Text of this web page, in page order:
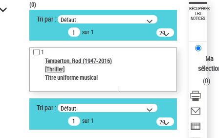
VOTRE RECHERCHE
Recherche avancée dans les
notices d’autorité
Œuvres liées à l'auteur :
Temperton, Rod (1947-2016)
Auteur d’œuvre
Type de notice d'autorité
(0)
Tri par : Défaut
sur 1
20
résultats/page
1
Temperton, Rod (1947-2016)
[Thriller]
Titre uniforme musical
Tri par : Défaut
sur 1
20
résultats/page
RÉCUPÉRER
LES
NOTICES
Ma
(0)